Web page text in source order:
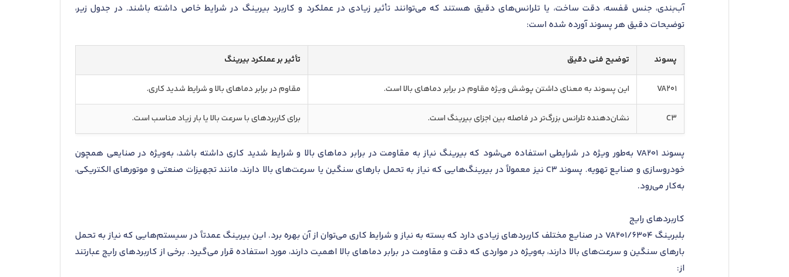
آب‌بندی، جنس قفسه، دقت ساخت، یا تلرانس‌های دقیق هستند که می‌توانند تأثیر زیادی در عملکرد و کاربرد بیرینگ در شرایط خاص داشته باشند. در جدول زیر،
توضیحات دقیق هر پسوند آورده شده است:
پسوند توضیح فنی دقیق تأثیر بر عملکرد بیرینگ
VA201 این پسوند به معنای داشتن پوشش ویژه مقاوم در برابر دماهای بالا است. مقاوم در برابر دماهای بالا و شرایط شدید کاری.
C3 نشان‌دهنده تلرانس بزرگ‌تر در فاصله بین اجزای بیرینگ است. برای کاربردهای با سرعت بالا یا بار زیاد مناسب است.
پسوند VA201 به‌طور ویژه در شرایطی استفاده می‌شود که بیرینگ نیاز به مقاومت در برابر دماهای بالا و شرایط شدید کاری داشته باشد، به‌ویژه در صنایعی همچون
خودروسازی و صنایع تهویه. پسوند C3 نیز معمولاً در بیرینگ‌هایی که نیاز به تحمل بارهای سنگین یا سرعت‌های بالا دارند، مانند تجهیزات صنعتی و موتورهای الکتریکی،
به‌کار می‌رود.
کاربردهای رایج
بلبرینگ 6304/VA201 در صنایع مختلف کاربردهای زیادی دارد که بسته به نیاز و شرایط کاری می‌توان از آن بهره برد. این بیرینگ عمدتاً در سیستم‌هایی که نیاز به تحمل
بارهای سنگین و سرعت‌های بالا دارند، به‌ویژه در مواردی که دقت و مقاومت در برابر دماهای بالا اهمیت دارند، مورد استفاده قرار می‌گیرد. برخی از کاربردهای رایج عبارتند
از: